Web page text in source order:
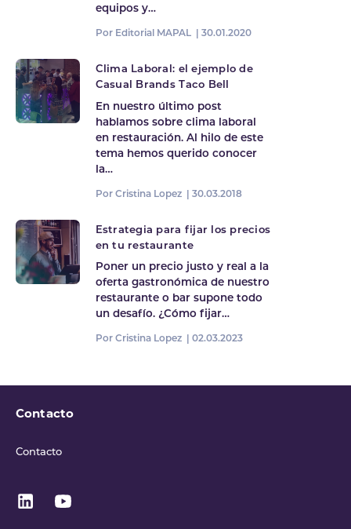
equipos y…
Por Editorial MAPAL | 30.01.2020
Clima Laboral: el ejemplo de
Casual Brands Taco Bell
En nuestro último post
hablamos sobre clima laboral
en restauración. Al hilo de este
tema hemos querido conocer
la…
Por Cristina Lopez | 30.03.2018
Estrategia para fijar los precios
en tu restaurante
Poner un precio justo y real a la
oferta gastronómica de nuestro
restaurante o bar supone todo
un desafío. ¿Cómo fijar…
Por Cristina Lopez | 02.03.2023
Contacto
Contacto